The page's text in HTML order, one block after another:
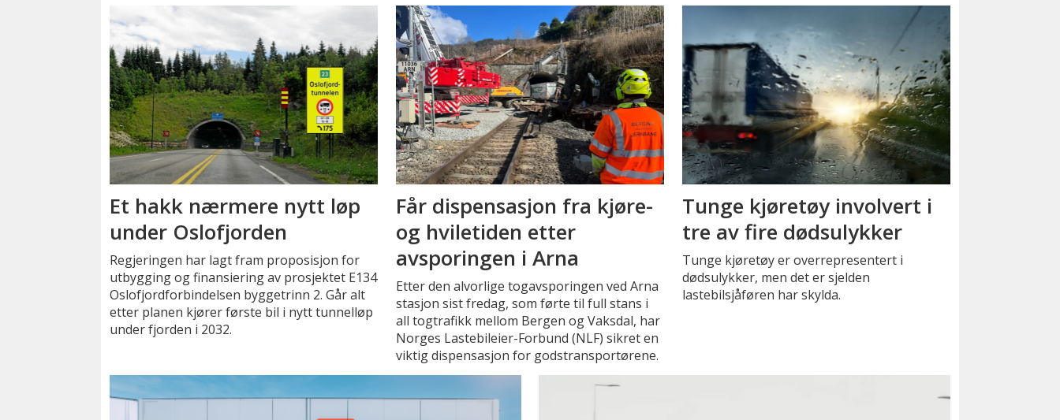
Et hakk nærmere nytt løp
under Oslofjorden
Regjeringen har lagt fram proposisjon for
utbygging og finansiering av prosjektet E134
Oslofjordforbindelsen byggetrinn 2. Går alt
etter planen kjører første bil i nytt tunnelløp
under fjorden i 2032.
Får dispensasjon fra kjøre-
og hviletiden etter
avsporingen i Arna
Etter den alvorlige togavsporingen ved Arna
stasjon sist fredag, som førte til full stans i
all togtrafikk mellom Bergen og Vaksdal, har
Norges Lastebileier-Forbund (NLF) sikret en
viktig dispensasjon for godstransportørene.
Tunge kjøretøy involvert i
tre av fire dødsulykker
Tunge kjøretøy er overrepresentert i
dødsulykker, men det er sjelden
lastebilsjåføren har skylda.